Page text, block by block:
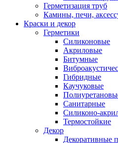
Герметизация труб
Камины, печи,
Краски и декор
Герметики
Силиконовые
Акриловые
Битумные
Гибридные
Каучуковые
Санитарные
Силиконо-
Термостойкие
Декор
Декоративные